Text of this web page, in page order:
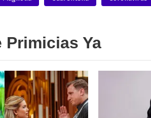
Primicias Ya